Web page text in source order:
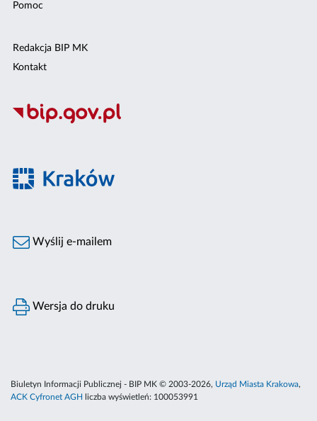
Pomoc
Redakcja BIP MK
Kontakt
Wyślij e-mailem
Wersja do druku
Biuletyn Informacji Publicznej - BIP MK © 2003-2026, Urząd Miasta Krakowa,
ACK Cyfronet AGH
liczba wyświetleń: 100053991